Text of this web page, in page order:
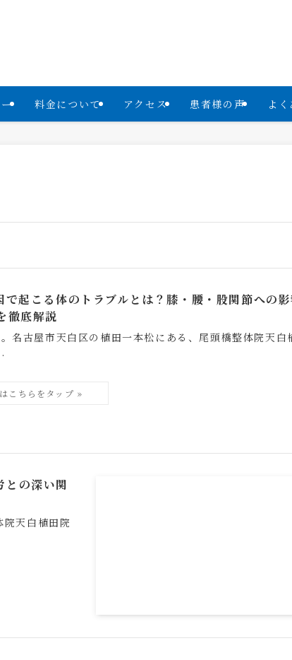
料金について アクセス 患者様の声 よ
で起こる体のトラブルとは？膝・腰・股関節への
徹底解説
名古屋市天白区の植田一本松にある、尾頭橋整体院天白
との深い関
院天白植田院